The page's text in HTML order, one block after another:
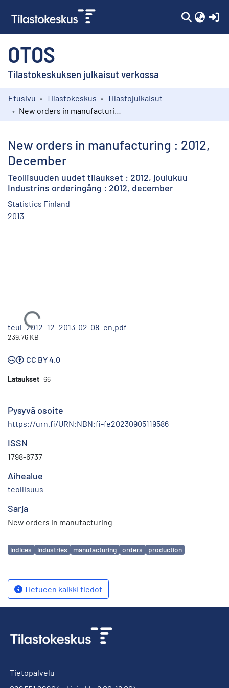
OTOS
Tilastokeskuksen julkaisut verkossa
Kokoelmat
Etusivu Tilastokeskus
Tilastojulkaisut
New orders in manufacturing : 2012,
December
Teollisuuden uudet tilaukset : 2012, joulukuu
Industrins orderingång : 2012, december
Statistics Finland
2013
Ladataan...
teul_2012_12_2013-02-08_en.pdf
239.76 KB
CC BY 4.0
Lataukset 66
Pysyvä osoite
https://urn.fi/URN:NBN:fi-fe20230905119586
ISSN
1798-6737
Aihealue
teollisuus
Sarja
New orders in manufacturing
Avainsanat
indices industries manufacturing orders production
Tietueen kaikki tiedot
Tietopalvelu